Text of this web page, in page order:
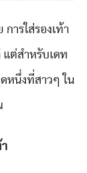
ารใส่รองเท้า
ต่สำหรับเดท
หนึ่งที่สาวๆ ใน